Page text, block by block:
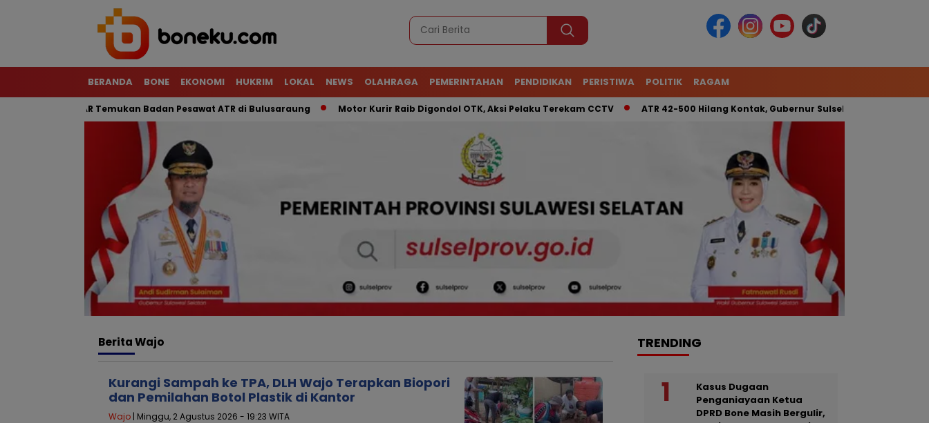
BERANDA BONE EKONOMI HUKRIM LOKAL NEWS OLAHRAGA PEMERINTAHAN PENDIDIKAN PERISTIWA POLITIK RAGAM
Tim SAR Temukan Badan Pesawat ATR di Bulusaraung Motor Kurir Raib Digondol OTK, Aksi Pelaku Terekam CCTV ATR 42-500 Hilang Kontak, Gubernur Sulsel: Kita Kerahkan Tim
BeritaWajo
Kurangi Sampah ke TPA, DLH Wajo Terapkan Biopori
dan Pemilahan Botol Plastik di Kantor
Wajo | Minggu, 2 Agustus 2026 - 19:23 WITA
TRENDING
Kasus Dugaan
Penganiayaan Ketua
DPRD Bone Masih Bergulir,